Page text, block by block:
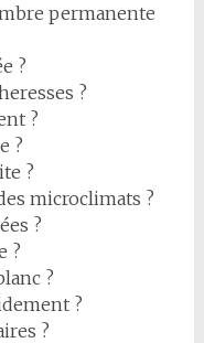
permanente
?
?
?
?
?
microclimats ?
?
?
?
?
?